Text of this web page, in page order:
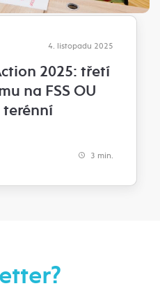
4. listopadu 2025
2025: třetí
na FSS OU
3 min.